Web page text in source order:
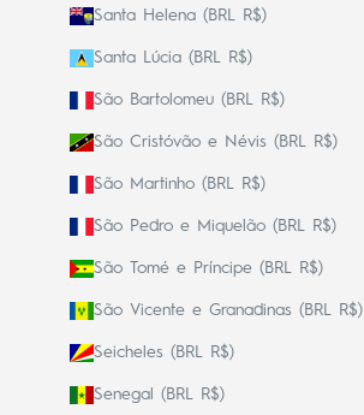
Santa Helena (BRL R$)
Santa Lúcia (BRL R$)
São Bartolomeu (BRL R$)
São Cristóvão e Névis (BRL R$)
São Martinho (BRL R$)
São Pedro e Miquelão (BRL R$)
São Tomé e Príncipe (BRL R$)
São Vicente e Granadinas (BRL R$)
Seicheles (BRL R$)
Senegal (BRL R$)